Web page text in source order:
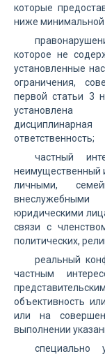
которые
ниже
которое не
установленные
ограничения,
первой статьи 3
установлена
ответственность;
частный
неимущественный
личными,
юридическими
связи с
политических,
реальный
частным
объективность
или на
выполнении
специально